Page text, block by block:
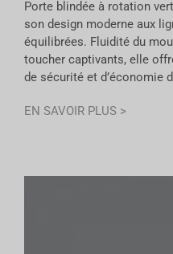
Porte blindée à rotation
son design moderne aux
équilibrées. Fluidité du
toucher captivants, elle
de sécurité et d’économie
EN SAVOIR PLUS >